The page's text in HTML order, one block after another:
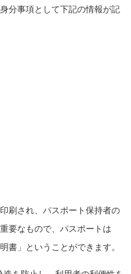
分事項として下記の情報が記
刷され、パスポート保持者の
要なもので、パスポートは
書」ということができます。